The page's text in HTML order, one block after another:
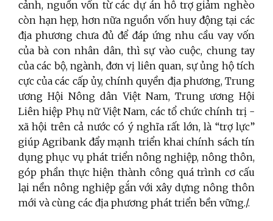
cảnh, nguồn vốn từ các dự án hỗ trợ giảm nghèo
còn hạn hẹp, hơn nữa nguồn vốn huy động tại các
địa phương chưa đủ để đáp ứng nhu cầu vay vốn
của bà con nhân dân, thì sự vào cuộc, chung tay
của các bộ, ngành, đơn vị liên quan, sự ủng hộ tích
cực của các cấp ủy, chính quyền địa phương, Trung
ương Hội Nông dân Việt Nam, Trung ương Hội
Liên hiệp Phụ nữ Việt Nam, các tổ chức chính trị -
xã hội trên cả nước có ý nghĩa rất lớn, là “trợ lực”
giúp Agribank đẩy mạnh triển khai chính sách tín
dụng phục vụ phát triển nông nghiệp, nông thôn,
góp phần thực hiện thành công quá trình cơ cấu
lại nền nông nghiệp gắn với xây dựng nông thôn
mới và cùng các địa phương phát triển bền vững./.